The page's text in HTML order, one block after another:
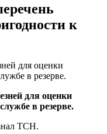
к
для оценки
в резерве.
для оценки
в резерве.
ТСН.